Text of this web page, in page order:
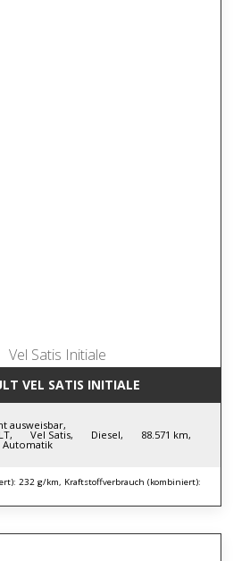
VEL SATIS INITIALE
ausweisbar,
Vel Satis, Diesel, 88.571 km,
Automatik
232 g/km, Kraftstoffverbrauch (kombiniert):